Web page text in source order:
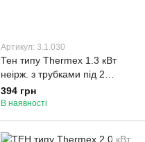
Артикул: 3.1.030
Тен типу Thermex 1.3 кВт
неірж. з трубками під 2
термостати Китай для
бойлера
394 грн
В наявності